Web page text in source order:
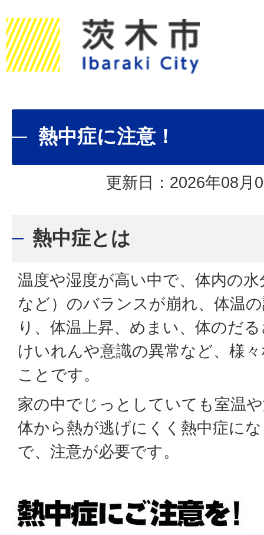
熱中症に注意！
更新日：2026年08月
熱中症とは
温度や湿度が高い中で、体内の
など）のバランスが崩れ、体温
り、体温上昇、めまい、体のだ
けいれんや意識の異常など、様
ことです。
家の中でじっとしていても室温
体から熱が逃げにくく熱中症に
で、注意が必要です。